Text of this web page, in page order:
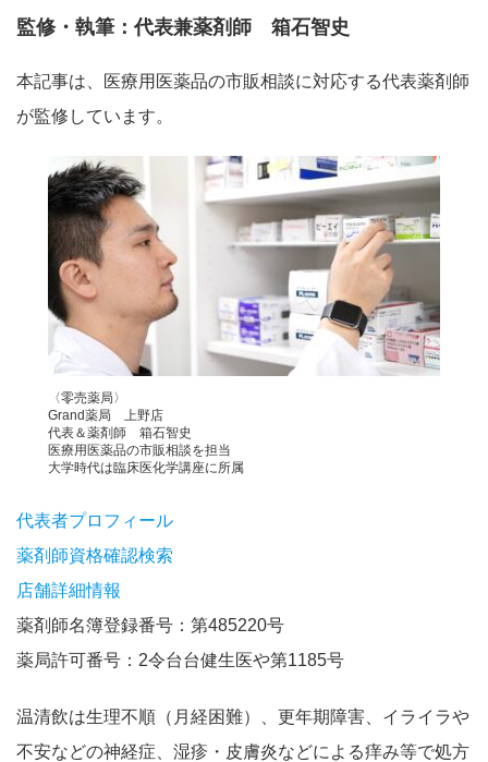
監修・執筆：代表兼薬剤師 箱石智史
本記事は、医療用医薬品の市販相談に対応する代表薬剤師
が監修しています。
〈零売薬局〉
Grand薬局 上野店
代表＆薬剤師 箱石智史
医療用医薬品の市販相談を担当
大学時代は臨床医化学講座に所属
代表者プロフィール
薬剤師資格確認検索
店舗詳細情報
薬剤師名簿登録番号：第485220号
薬局許可番号：2令台台健生医や第1185号
温清飲は生理不順（月経困難）、更年期障害、イライラや
不安などの神経症、湿疹・皮膚炎などによる痒み等で処方